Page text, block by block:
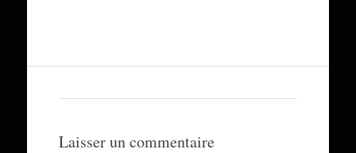
Laisser un commentaire